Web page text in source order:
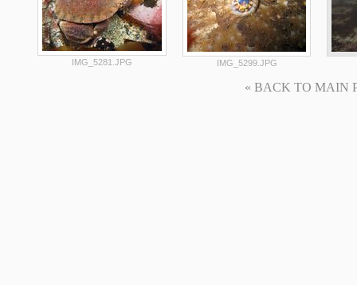
IMG_5281.JPG IMG_5299.JPG
« BACK TO MAIN